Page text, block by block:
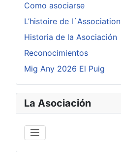
Como asociarse
L’histoire de l´Association
Historia de la Asociación
Reconocimientos
Mig Any 2026 El Puig
La Asociación